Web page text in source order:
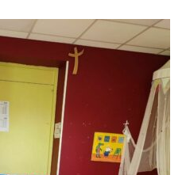
r
I
2
4
1